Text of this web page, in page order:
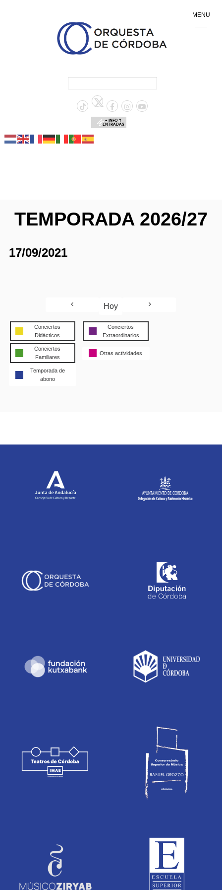
+ INFO Y
ENTRADAS
TEMPORADA 2026/27
17/09/2021
Hoy
Conciertos
Didácticos
Conciertos
Extraordinarios
Conciertos
Familiares
Otras actividades
Temporada de
abono
MENU